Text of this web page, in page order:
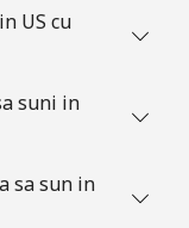
US cu
suni in
sa sun in